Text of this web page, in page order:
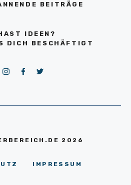
BEITRÄGE
IDEEN?
DICH BESCHÄFTIGT
2026
IMPRESSUM